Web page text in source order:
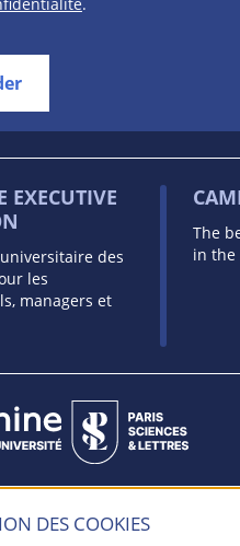
DES COOKIES
EXECUTIVE
des
les
managers et
The
in the
de Lattre de Tassigny